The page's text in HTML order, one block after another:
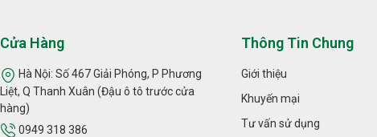
Cửa Hàng
Hà Nội: Số 467 Giải Phóng, P Phương
Liệt, Q Thanh Xuân (Đậu ô tô trước cửa
hàng)
0949 318 386
Thông Tin Chung
Giới thiệu
Khuyến mại
Tư vấn sử dụng